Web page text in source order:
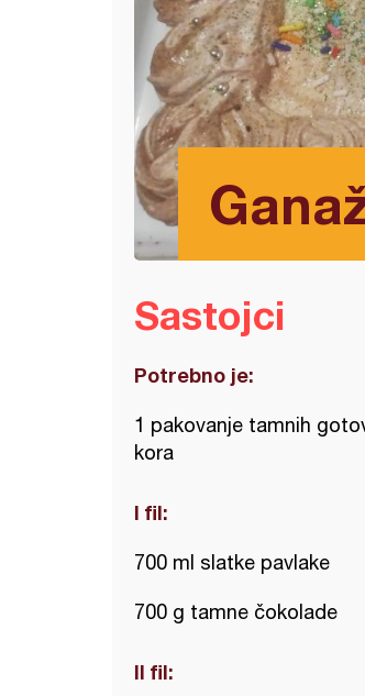
Sastojci
Potrebno je:
1 pakovanje tamnih
kora
I fil:
700 ml slatke pavlake
700 g tamne čokolade
II fil: